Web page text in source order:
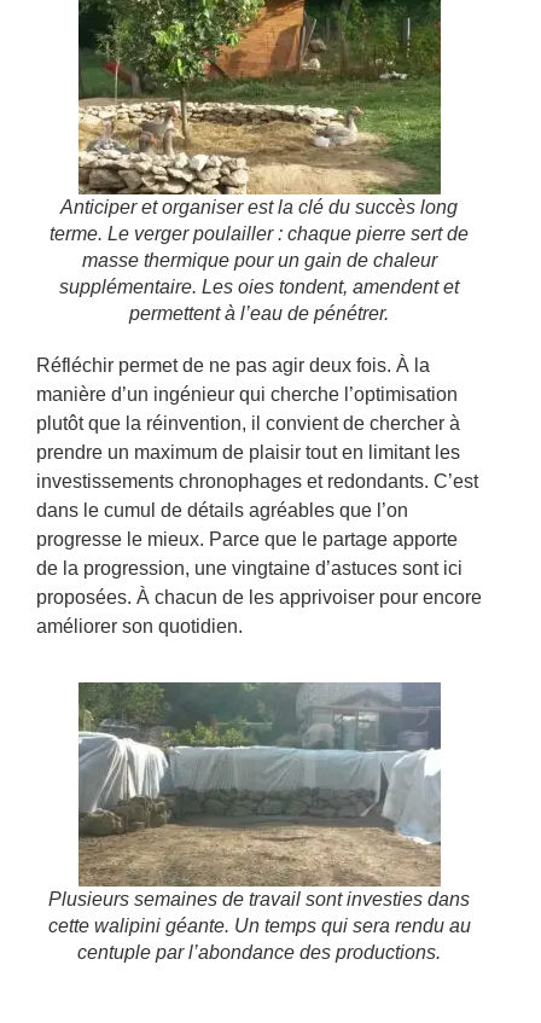
Anticiper et organiser est la clé du succès long
terme. Le verger poulailler : chaque pierre sert de
masse thermique pour un gain de chaleur
supplémentaire. Les oies tondent, amendent et
permettent à l’eau de pénétrer.
Réfléchir permet de ne pas agir deux fois. À la
manière d’un ingénieur qui cherche l’optimisation
plutôt que la réinvention, il convient de chercher à
prendre un maximum de plaisir tout en limitant les
investissements chronophages et redondants. C’est
dans le cumul de détails agréables que l’on
progresse le mieux. Parce que le partage apporte
de la progression, une vingtaine d’astuces sont ici
proposées. À chacun de les apprivoiser pour encore
améliorer son quotidien.
Plusieurs semaines de travail sont investies dans
cette walipini géante. Un temps qui sera rendu au
centuple par l’abondance des productions.